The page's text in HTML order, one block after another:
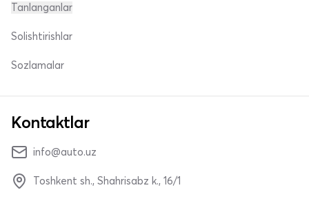
Tanlanganlar
Solishtirishlar
Sozlamalar
Kontaktlar
info@auto.uz
Toshkent sh., Shahrisabz k., 16/1